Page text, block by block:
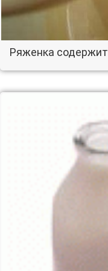
Ряженка